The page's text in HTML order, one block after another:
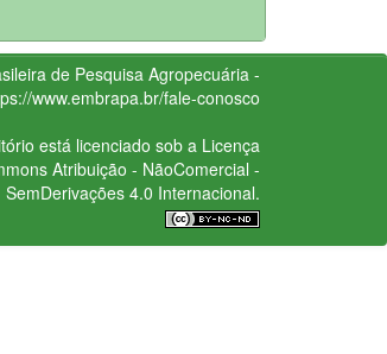
de Pesquisa Agropecuária -
www.embrapa.br/fale-conosco
está licenciado sob a Licença
Atribuição - NãoComercial -
SemDerivações 4.0 Internacional.